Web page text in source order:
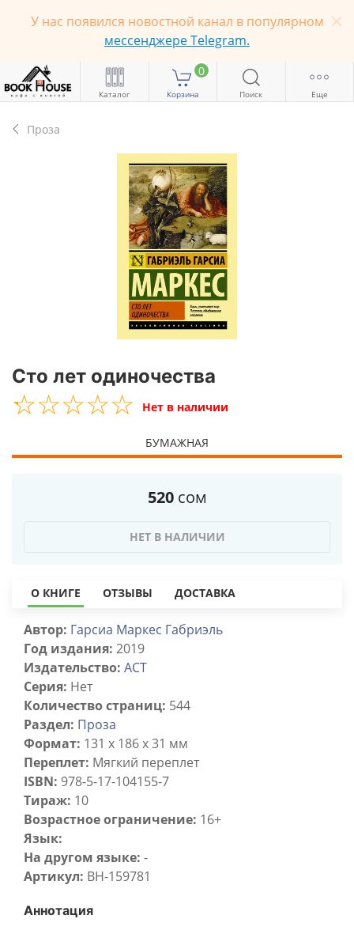
У нас появился новостной канал в популярном
мессенджере Telegram.
Каталог
0
Корзина Поиск Еще
Проза
Сто лет одиночества
☆☆☆☆☆
★★★★★ Нет в наличии
БУМАЖНАЯ
520 сом
НЕТ В НАЛИЧИИ
О КНИГЕ ОТЗЫВЫ ДОСТАВКА
Автор: Гарсиа Маркес Габриэль
Год издания: 2019
Издательство: ACT
Серия: Нет
Количество страниц: 544
Раздел: Проза
Формат: 131 х 186 x 31 мм
Переплет: Мягкий переплет
ISBN: 978-5-17-104155-7
Тираж: 10
Возрастное ограничение: 16+
Язык:
На другом языке: -
Артикул: BH-159781
Аннотация